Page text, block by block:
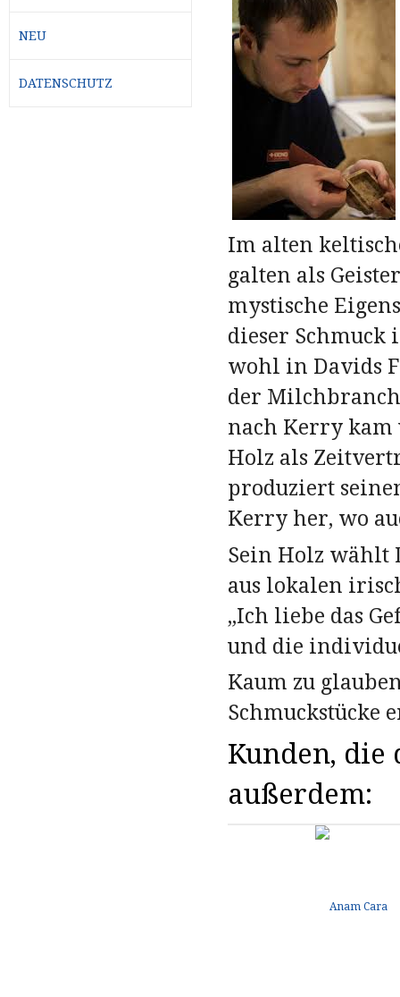
Im alten
galten als
mystische
dieser Schmuck
wohl in Davids
der
nach Kerry kam
Holz als
produziert
Kerry her, wo
Sein Holz wählt
aus lokalen
„Ich liebe das
und die
Kaum zu
Schmuckstücke
Kunden, die
außerdem:
NEU
DATENSCHUTZ